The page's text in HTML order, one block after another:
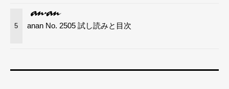
5 anan No. 2505 試し読みと目次